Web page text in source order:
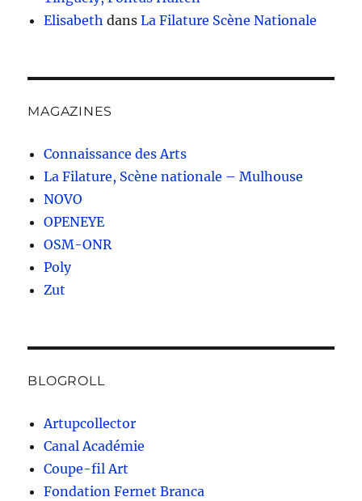
Elisabeth dansLa Filature Scène Nationale
MAGAZINES
Connaissance des Arts
La Filature, Scène nationale – Mulhouse
NOVO
OPENEYE
OSM-ONR
Poly
Zut
BLOGROLL
Artupcollector
Canal Académie
Coupe-fil Art
Fondation Fernet Branca